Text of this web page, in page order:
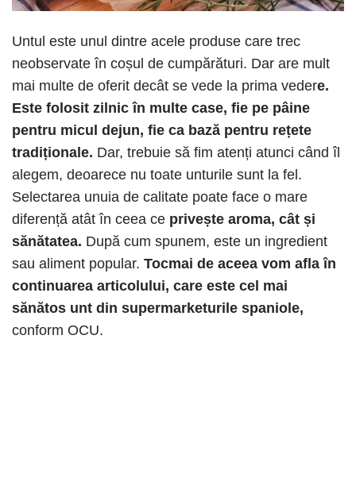
Untul este unul dintre acele produse care trec
neobservate în coșul de cumpărături. Dar are mult
mai multe de oferit decât se vede la prima vedere.
Este folosit zilnic în multe case, fie pe pâine
pentru micul dejun, fie ca bază pentru rețete
tradiționale. Dar, trebuie să fim atenți atunci când îl
alegem, deoarece nu toate unturile sunt la fel.
Selectarea unuia de calitate poate face o mare
diferență atât în ​​ceea ce privește aroma, cât și
sănătatea. După cum spunem, este un ingredient
sau aliment popular. Tocmai de aceea vom afla în
continuarea articolului, care este cel mai
sănătos unt din supermarketurile spaniole,
conform OCU.